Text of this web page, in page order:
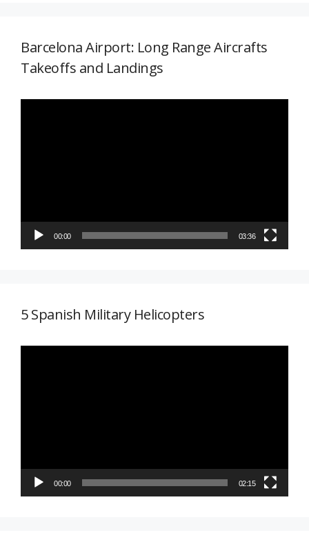
Barcelona Airport: Long Range Aircrafts
Takeoffs and Landings
00:00 03:36
5 Spanish Military Helicopters
00:00 02:15